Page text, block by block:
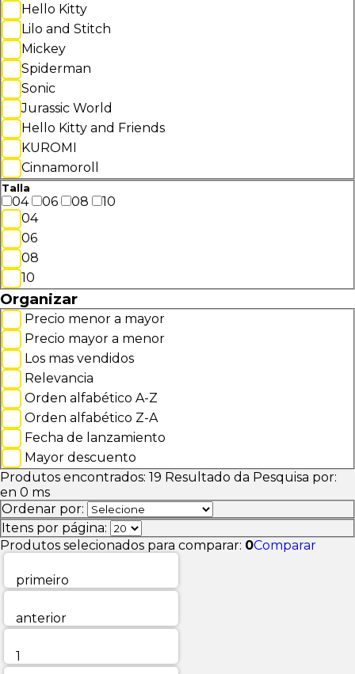
Hello Kitty
Lilo and Stitch
Mickey
Spiderman
Sonic
Jurassic World
Hello Kitty and Friends
KUROMI
Cinnamoroll
Talla
04 06 08
10
04
06
08
10
Organizar
Precio menor a mayor
Precio mayor a menor
Los mas vendidos
Relevancia
Orden alfabético A-Z
Orden alfabético Z-A
Fecha de lanzamiento
Mayor descuento
Produtos encontrados: 19 Resultado da Pesquisa por:
en 0 ms
Ordenar por:
Itens por página:
Produtos selecionados para comparar: 0Comparar
primeiro
anterior
1